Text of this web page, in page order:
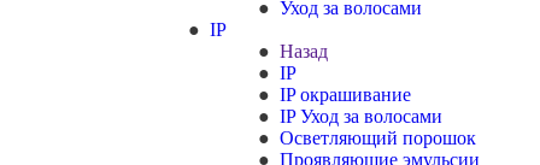
Уход за волосами
IP
Назад
IP
IP окрашивание
IP Уход за волосами
Осветляющий порошок
Проявляющие эмульсии